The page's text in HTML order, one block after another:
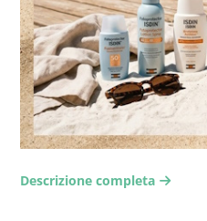
Descrizione completa arrow-right2